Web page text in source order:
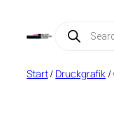
Inhalt
Start/ Druckgrafik /